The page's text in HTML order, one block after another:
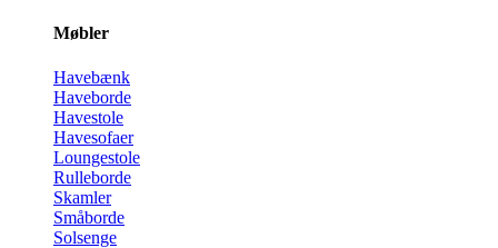
Møbler
Havebænk
Haveborde
Havestole
Havesofaer
Loungestole
Rulleborde
Skamler
Småborde
Solsenge